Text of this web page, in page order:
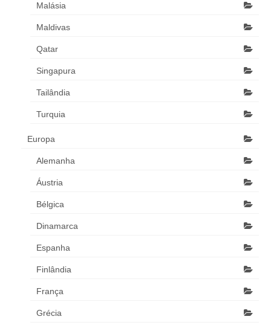
Malásia
Maldivas
Qatar
Singapura
Tailândia
Turquia
Europa
Alemanha
Áustria
Bélgica
Dinamarca
Espanha
Finlândia
França
Grécia